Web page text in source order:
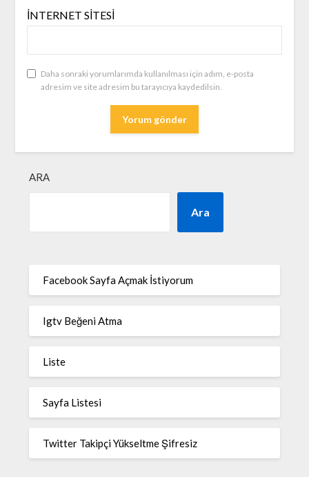
İNTERNET SITESI
Daha sonraki yorumlarımda kullanılması için adım, e-posta
adresim ve site adresim bu tarayıcıya kaydedilsin.
ARA
Ara
Facebook Sayfa Açmak İstiyorum
Igtv Beğeni Atma
Liste
Sayfa Listesi
Twitter Takipçi Yükseltme Şifresiz